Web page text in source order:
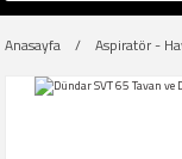
Anasayfa Aspiratör -